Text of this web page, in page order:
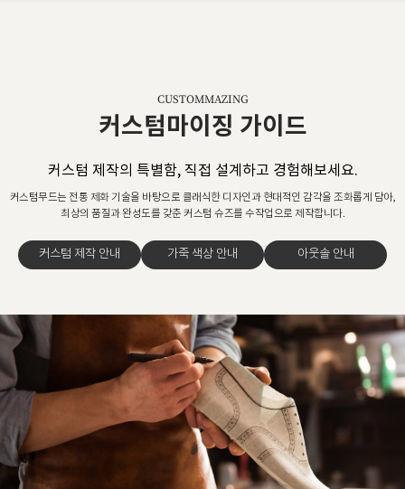
CUSTOMMAZING
커스텀마이징 가이드
커스텀 제작의 특별함, 직접 설계하고 경험해보세요.
커스텀무드는 전통 제화 기술을 바탕으로 클래식한 디자인과 현대적인 감각을 조화롭게 담아,
최상의 품질과 완성도를 갖춘 커스텀 슈즈를 수작업으로 제작합니다.
커스텀 제작 안내 가죽 색상 안내 아웃솔 안내